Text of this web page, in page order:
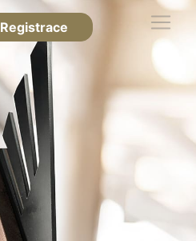
Registrace